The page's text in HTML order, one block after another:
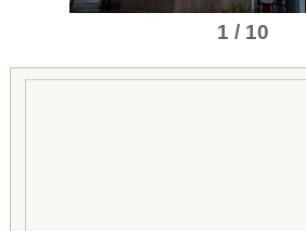
1 / 10